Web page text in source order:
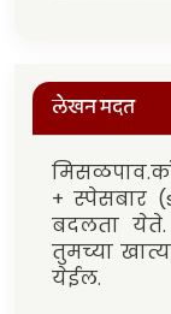
लेखन मदत
+ स्पेसबार
बदलता येते.
तुमच्या
येईल.